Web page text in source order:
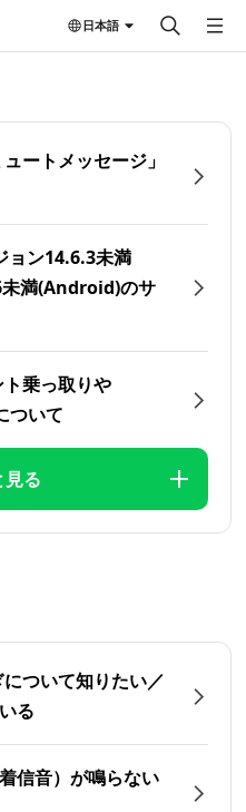
日本語
ートメッセージ」
ョン14.6.3未満
満(Android)のサ
乗っ取りや
ついて
見る
ついて知りたい／
る
信音）が鳴らない